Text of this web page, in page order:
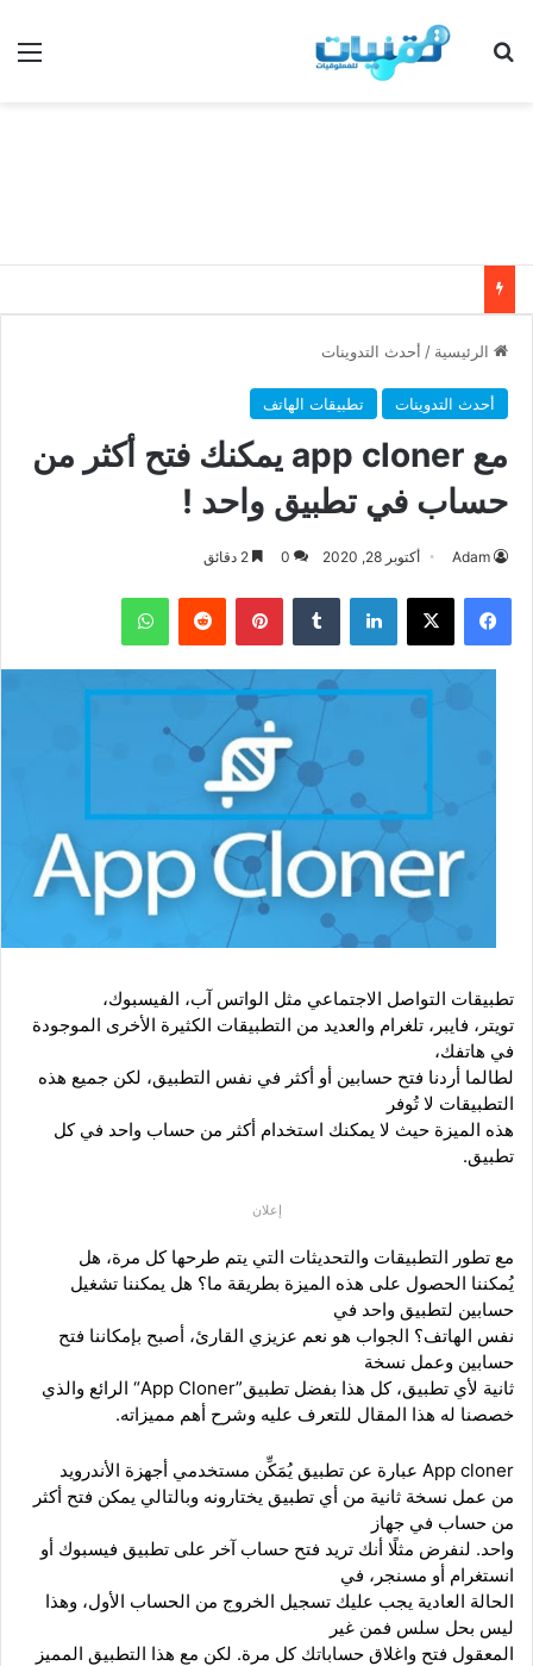
بحث عن
الرئيسية / أحدث التدوينات
أحدث التدوينات تطبيقات الهاتف
مع app cloner يمكنك فتح أكثر من
حساب في تطبيق واحد !
Adam أكتوبر 28, 2020 0
فيسبوك ‫X لينكدإن بينتيريست واتساب
تطبيقات التواصل الاجتماعي مثل الواتس آب، الفيسبوك،
تويتر، فايبر، تلغرام والعديد من التطبيقات الكثيرة الأخرى الموجودة
في هاتفك،
لطالما أردنا فتح حسابين أو أكثر في نفس التطبيق، لكن جميع هذه
التطبيقات لا تُوفر
هذه الميزة حيث لا يمكنك استخدام أكثر من حساب واحد في كل
تطبيق.
إعلان
مع تطور التطبيقات والتحديثات التي يتم طرحها كل مرة، هل
يُمكننا الحصول على هذه الميزة بطريقة ما؟ هل يمكننا تشغيل
حسابين لتطبيق واحد في
نفس الهاتف؟ الجواب هو نعم عزيزي القارئ، أصبح بإمكاننا فتح
حسابين وعمل نسخة
ثانية لأي تطبيق، كل هذا بفضل تطبيق“App Cloner” الرائع والذي
خصصنا له هذا المقال للتعرف عليه وشرح أهم مميزاته.
App cloner عبارة عن تطبيق يُمَكِّن مستخدمي أجهزة الأندرويد
من عمل نسخة ثانية من أي تطبيق يختارونه وبالتالي يمكن فتح أكثر
من حساب في جهاز
واحد. لنفرض مثلًا أنك تريد فتح حساب آخر على تطبيق فيسبوك أو
انستغرام أو مسنجر، في
الحالة العادية يجب عليك تسجيل الخروج من الحساب الأول، وهذا
ليس بحل سلس فمن غير
المعقول فتح واغلاق حساباتك كل مرة. لكن مع هذا التطبيق المميز